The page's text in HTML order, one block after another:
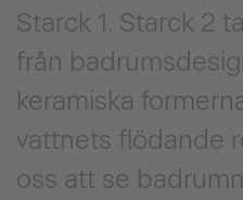
Starck 1. Starck 2
från
keramiska
vattnets flödande
oss att se